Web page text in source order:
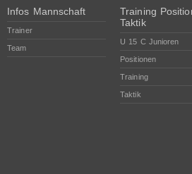
Infos Mannschaft
Trainer
Team
Training
Taktik
U 15 C Junioren
Positionen
Training
Taktik